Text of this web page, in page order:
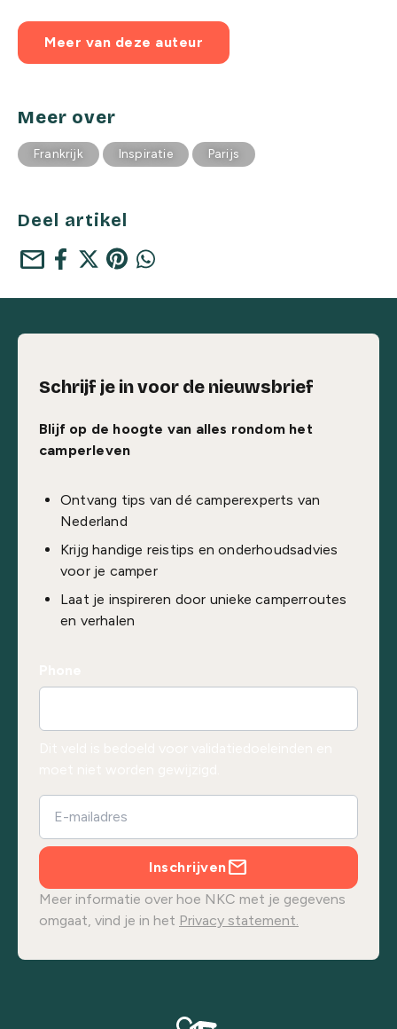
Meer van deze auteur
Meer over
Frankrijk Inspiratie Parijs
Deel artikel
mail
Schrijf je in voor de nieuwsbrief
Blijf op de hoogte van alles rondom het
camperleven
Ontvang tips van dé camperexperts van
Nederland
Krijg handige reistips en onderhoudsadvies
voor je camper
Laat je inspireren door unieke camperroutes
en verhalen
Inschrijven
Meer informatie over hoe NKC met je gegevens
omgaat, vind je in het Privacy statement.